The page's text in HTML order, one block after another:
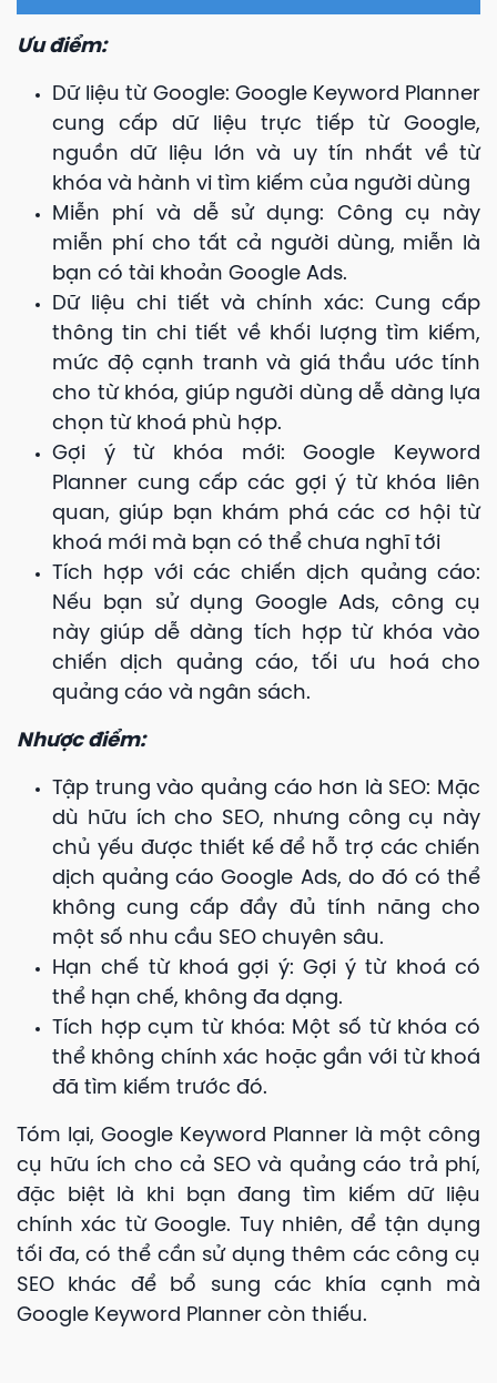
Ưu điểm:
Dữ liệu từ Google: Google Keyword Planner
cung cấp dữ liệu trực tiếp từ Google,
nguồn dữ liệu lớn và uy tín nhất về từ
khóa và hành vi tìm kiếm của người dùng
Miễn phí và dễ sử dụng: Công cụ này
miễn phí cho tất cả người dùng, miễn là
bạn có tài khoản Google Ads.
Dữ liệu chi tiết và chính xác: Cung cấp
thông tin chi tiết về khối lượng tìm kiếm,
mức độ cạnh tranh và giá thầu ước tính
cho từ khóa, giúp người dùng dễ dàng lựa
chọn từ khoá phù hợp.
Gợi ý từ khóa mới: Google Keyword
Planner cung cấp các gợi ý từ khóa liên
quan, giúp bạn khám phá các cơ hội từ
khoá mới mà bạn có thể chưa nghĩ tới
Tích hợp với các chiến dịch quảng cáo:
Nếu bạn sử dụng Google Ads, công cụ
này giúp dễ dàng tích hợp từ khóa vào
chiến dịch quảng cáo, tối ưu hoá cho
quảng cáo và ngân sách.
Nhược điểm:
Tập trung vào quảng cáo hơn là SEO: Mặc
dù hữu ích cho SEO, nhưng công cụ này
chủ yếu được thiết kế để hỗ trợ các chiến
dịch quảng cáo Google Ads, do đó có thể
không cung cấp đầy đủ tính năng cho
một số nhu cầu SEO chuyên sâu.
Hạn chế từ khoá gợi ý: Gợi ý từ khoá có
thể hạn chế, không đa dạng.
Tích hợp cụm từ khóa: Một số từ khóa có
thể không chính xác hoặc gần với từ khoá
đã tìm kiếm trước đó.
Tóm lại, Google Keyword Planner là một công
cụ hữu ích cho cả SEO và quảng cáo trả phí,
đặc biệt là khi bạn đang tìm kiếm dữ liệu
chính xác từ Google. Tuy nhiên, để tận dụng
tối đa, có thể cần sử dụng thêm các công cụ
SEO khác để bổ sung các khía cạnh mà
Google Keyword Planner còn thiếu.